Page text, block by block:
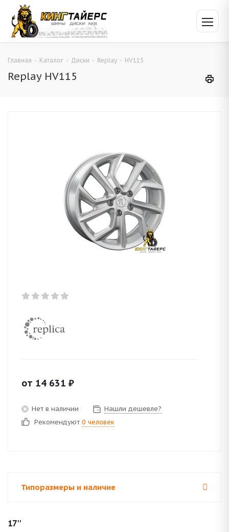
Главная - Каталог - Диски - Replay - HV115
Replay HV115
от 14 631 ₽
Нет в наличии
Нашли дешевле?
Рекомендуют 0 человек
Типоразмеры и наличие
17''